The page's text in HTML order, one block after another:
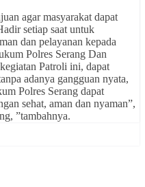
agar masyarakat dapat
setiap saat untuk
dan pelayanan kepada
Polres Serang Dan
Patroli ini, dapat
adanya gangguan nyata,
Polres Serang dapat
sehat, aman dan nyaman”,
”tambahnya.